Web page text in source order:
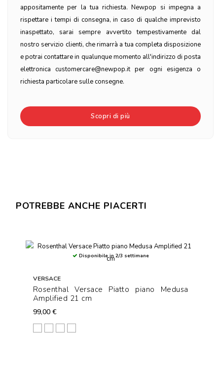
appositamente per la tua richiesta. Newpop si impegna a
rispettare i tempi di consegna, in caso di qualche imprevisto
inaspettato, sarai sempre avvertito tempestivamente dal
nostro servizio clienti, che rimarrà a tua completa disposizione
e potrai contattare in qualunque momento all'indirizzo di posta
elettronica customercare@newpop.it per ogni esigenza o
richiesta particolare sulle consegne.
Scopri di più
POTREBBE ANCHE PIACERTI
Disponibile in 2/3 settimane
VERSACE
Rosenthal Versace Piatto piano Medusa
Amplified 21 cm
99,00 €
Pink Coin
Orange Coin
Blue CoinGreen Coin